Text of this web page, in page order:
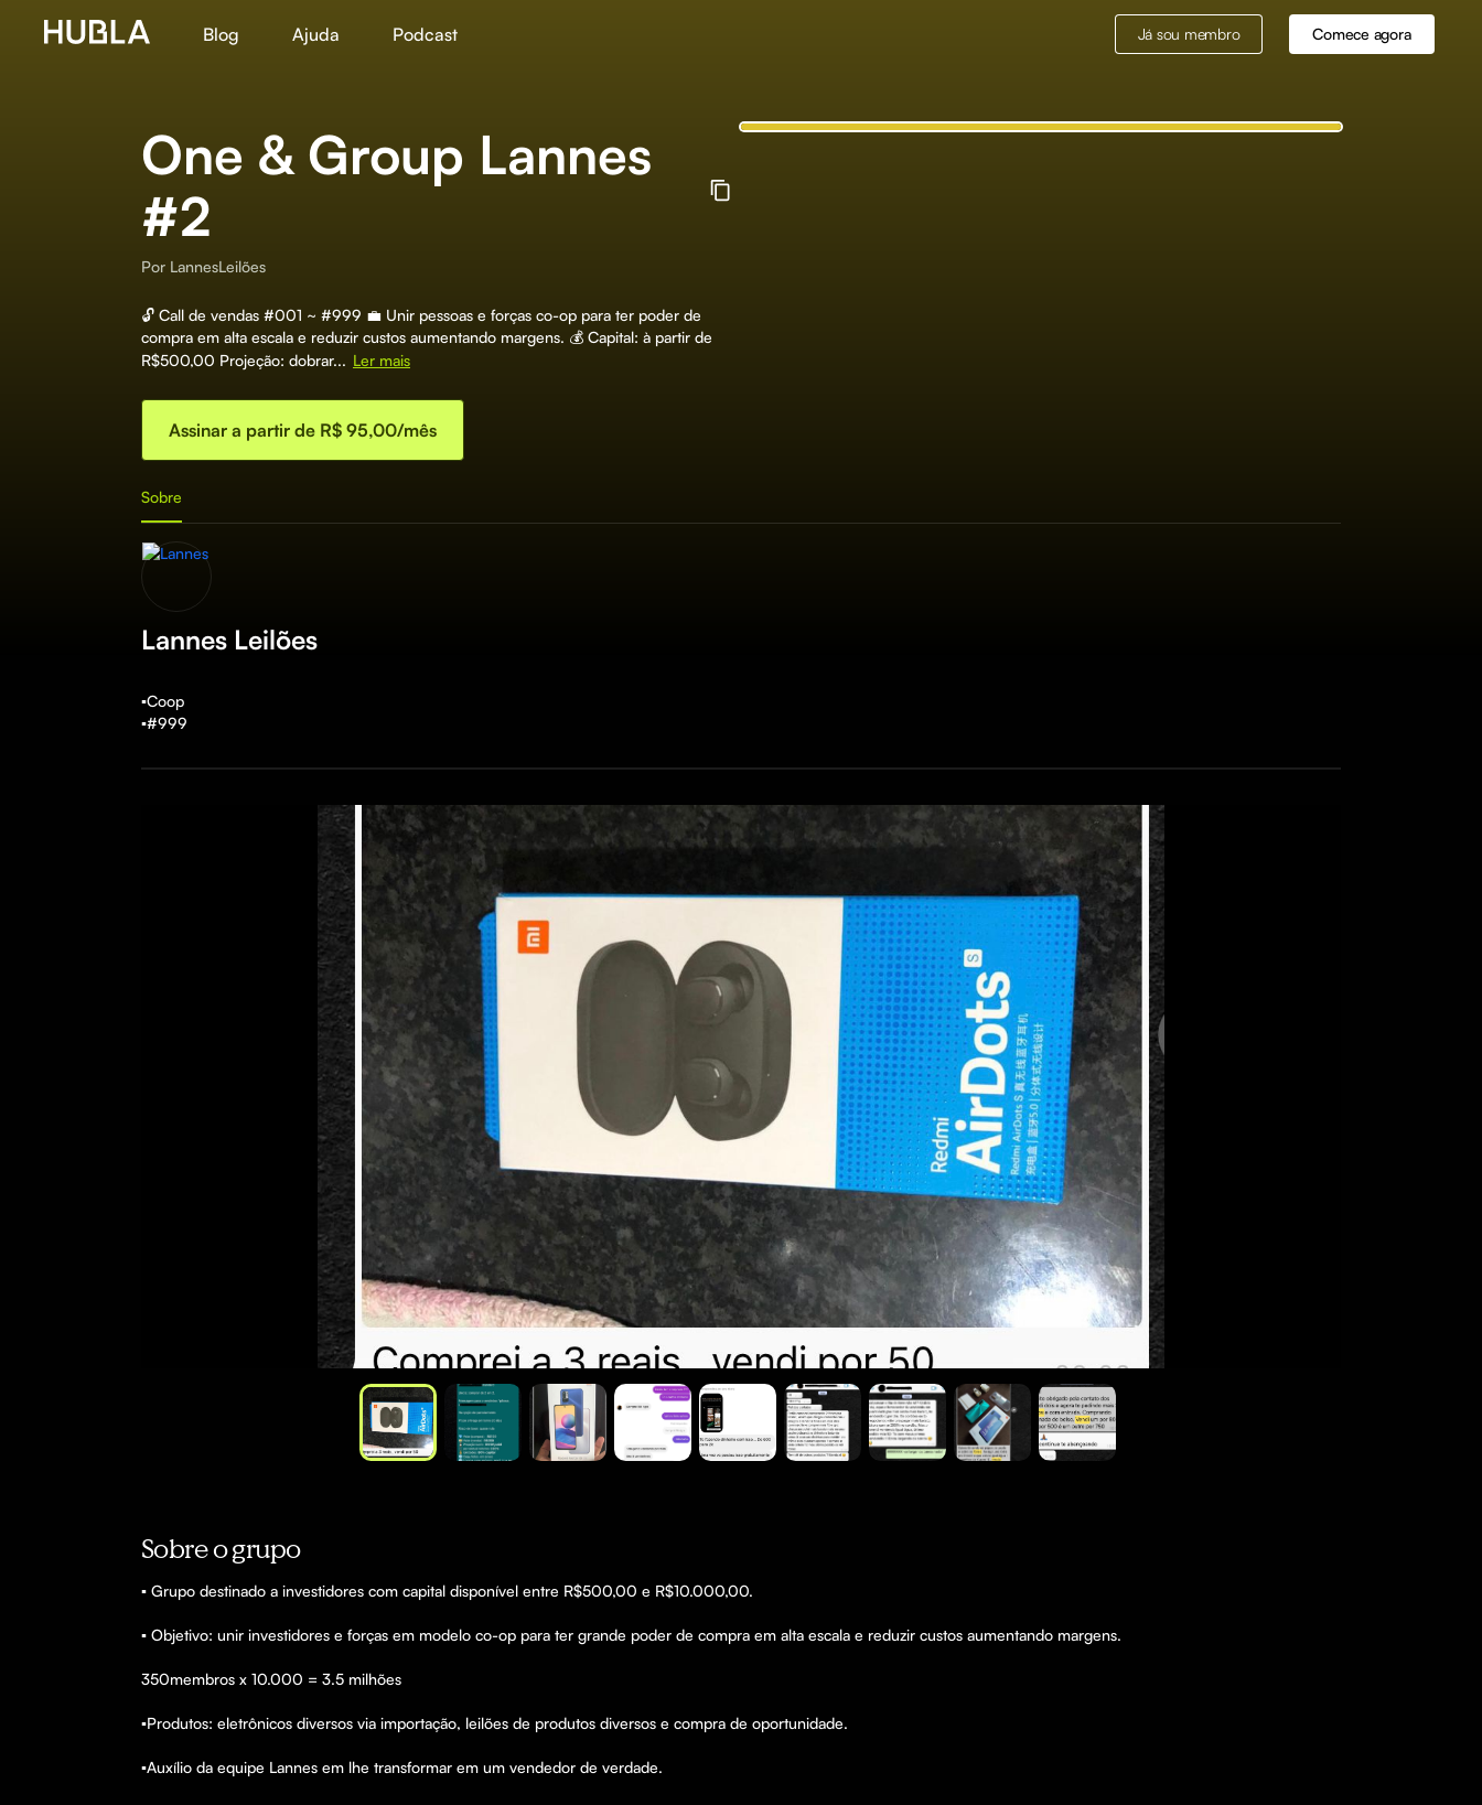
Blog Ajuda Podcast Já sou membro Comece agora
One & Group Lannes
#2
Por LannesLeilões
🔓 Call de vendas #001 ~ #999 💼 Unir pessoas e forças co-op para ter poder de
compra em alta escala e reduzir custos aumentando margens. 💰 Capital: à partir de
R$500,00 Projeção: dobrar... Ler mais
Assinar a partir de R$ 95,00/mês
Sobre
Lannes Leilões
▪️Coop
▪️#999
Sobre o grupo
▪️ Grupo destinado a investidores com capital disponível entre R$500,00 e R$10.000,00.
▪️ Objetivo: unir investidores e forças em modelo co-op para ter grande poder de compra em alta escala e reduzir custos aumentando margens.
350membros x 10.000 = 3.5 milhões
▪️Produtos: eletrônicos diversos via importação, leilões de produtos diversos e compra de oportunidade.
▪️Auxílio da equipe Lannes em lhe transformar em um vendedor de verdade.